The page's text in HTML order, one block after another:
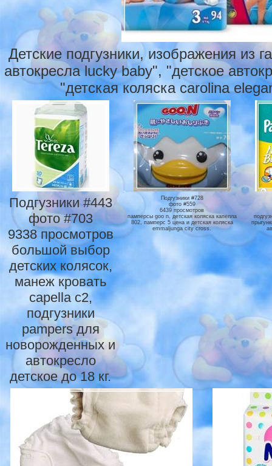
Детские подгузники, изображения из
автокресла lucky baby", "детское
"детская коляска carolina
Подгузники #443
фото #703
9338 просмотров
большой выбор
детских колясок,
манеж кровать
capella c2,
подгузники
pampers для
новорожденных и
автокресло
детское до 18 кг.
Подгузники #728
фото #559
6439 просмотров
памперсы goo n, детская коляска капелла
802, памперс 5 цена и детская коляска
emmaljunga city cross.